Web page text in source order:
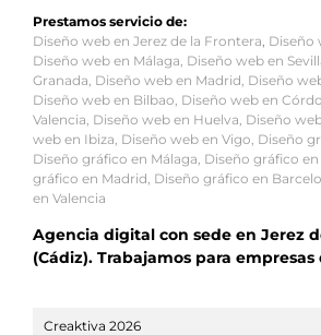
Prestamos servicio de:
Diseño web en Jerez de la Frontera Diseño
Diseño web en Málaga Diseño web en
Granada Diseño web en Madrid Diseño
Diseño web en Bilbao Diseño web en
Valencia Diseño web en Huelva Diseño
web en Ibiza Diseño web en Vigo Diseño
Diseño gráfico en Málaga Diseño gráfico en
gráfico en Madrid Diseño gráfico en
en Valencia
Agencia digital con sede en Jerez
(Cádiz). Trabajamos para
Creaktiva 2026